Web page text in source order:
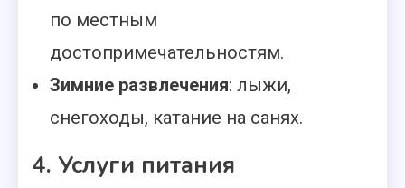
по местным
достопримечательностям.
Зимние развлечения: лыжи,
снегоходы, катание на санях.
4. Услуги питания